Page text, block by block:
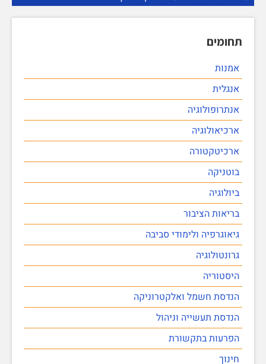
תחומים
אמנות
אנגלית
אנתרופולוגיה
ארכיאולוגיה
ארכיטקטורה
בוטניקה
ביולוגיה
בריאות הציבור
גיאוגרפיה ולימודי סביבה
גרונטולוגיה
היסטוריה
הנדסת חשמל ואלקטרוניקה
הנדסת תעשייה וניהול
הפרעות בתקשורת
חינוך